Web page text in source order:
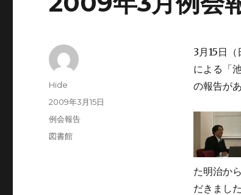
3月15日
による「
の報告が
た明治か
だきました
投
Hide
投
稿
2009年3月15日
カ
テ
例会報告
タ
図書館